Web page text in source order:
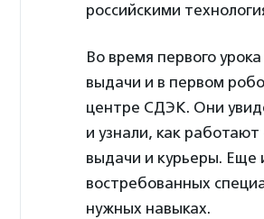
российскими
Во время первого
выдачи и в первом
центре СДЭК. Они
и узнали, как
выдачи и курьеры. Еще
востребованных
нужных навыках.